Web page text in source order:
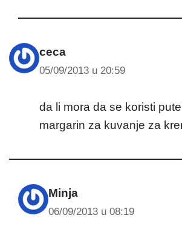
ceca
05/09/2013 u 20:59
da li mora da se koristi
margarin za kuvanje za
Minja
06/09/2013 u 08:19